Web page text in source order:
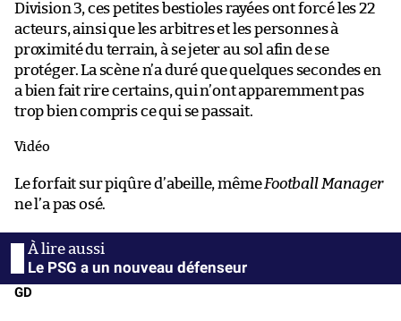
Division 3, ces petites bestioles rayées ont forcé les 22
acteurs, ainsi que les arbitres et les personnes à
proximité du terrain, à se jeter au sol afin de se
protéger. La scène n’a duré que quelques secondes en
a bien fait rire certains, qui n’ont apparemment pas
trop bien compris ce qui se passait.
Vidéo
Le forfait sur piqûre d’abeille, mêmeFootball Manager
ne l’a pas osé.
Le PSG a un nouveau défenseur
GD